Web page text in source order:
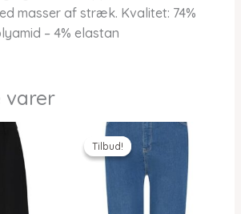
masser af stræk. Kvalitet: 74%
– 4% elastan
varer
Tilbud!
Tilbud!